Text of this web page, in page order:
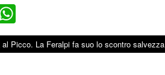
ha
ts
al Picco. La Feralpi fa suo lo scontro salvezza